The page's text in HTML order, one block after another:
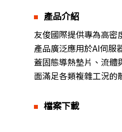
產品介紹
友俊國際提供專為高密
產品廣泛應用於AI伺服
蓋固態導熱墊片、流體
面滿足各類複雜工況的
檔案下載